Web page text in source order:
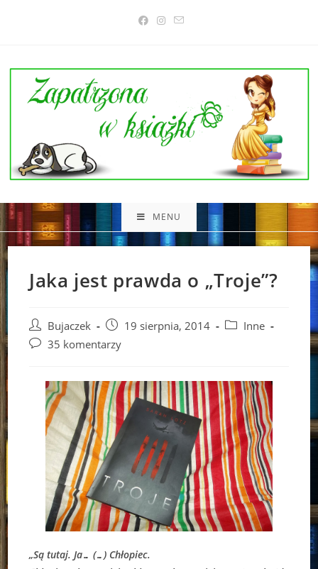
MENU
Jaka jest prawda o „Troje”?
Post
author:
Bujaczek
Post
published:
19 sierpnia, 2014
PostInne
Post35 komentarzy
„Są tutaj. Ja… (…) Chłopiec.